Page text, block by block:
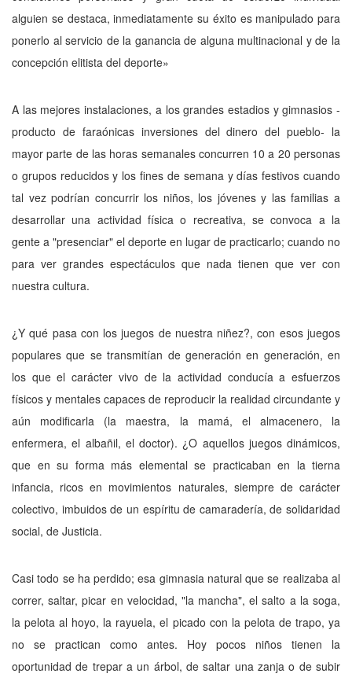
alguien se destaca, inmediatamente su éxito es manipulado para
ponerlo al servicio de la ganancia de alguna multinacional y de la
concepción elitista del deporte»
A las mejores instalaciones, a los grandes estadios y gimnasios -
producto de faraónicas inversiones del dinero del pueblo- la
mayor parte de las horas semanales concurren 10 a 20 personas
o grupos reducidos y los fines de semana y días festivos cuando
tal vez podrían concurrir los niños, los jóvenes y las familias a
desarrollar una actividad física o recreativa, se convoca a la
gente a "presenciar" el deporte en lugar de practicarlo; cuando no
para ver grandes espectáculos que nada tienen que ver con
nuestra cultura.
¿Y qué pasa con los juegos de nuestra niñez?, con esos juegos
populares que se transmitían de generación en generación, en
los que el carácter vivo de la actividad conducía a esfuerzos
físicos y mentales capaces de reproducir la realidad circundante y
aún modificarla (la maestra, la mamá, el almacenero, la
enfermera, el albañil, el doctor). ¿O aquellos juegos dinámicos,
que en su forma más elemental se practicaban en la tierna
infancia, ricos en movimientos naturales, siempre de carácter
colectivo, imbuidos de un espíritu de camaradería, de solidaridad
social, de Justicia.
Casi todo se ha perdido; esa gimnasia natural que se realizaba al
correr, saltar, picar en velocidad, "la mancha", el salto a la soga,
la pelota al hoyo, la rayuela, el picado con la pelota de trapo, ya
no se practican como antes. Hoy pocos niños tienen la
oportunidad de trepar a un árbol, de saltar una zanja o de subir